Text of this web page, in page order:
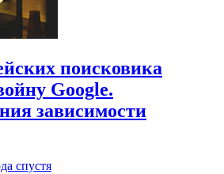
поисковика
Google.
зависимости
спустя